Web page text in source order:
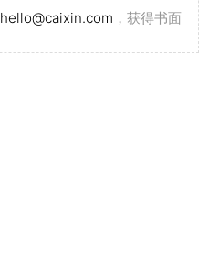
hello@caixin.com ，获得书面